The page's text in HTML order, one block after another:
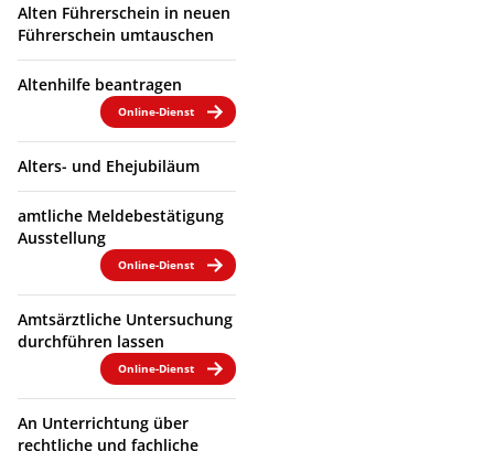
Alten Führerschein in neuen
Führerschein umtauschen
Altenhilfe beantragen
Online-Dienst
Alters- und Ehejubiläum
amtliche Meldebestätigung
Ausstellung
Online-Dienst
Amtsärztliche Untersuchung
durchführen lassen
Online-Dienst
An Unterrichtung über
rechtliche und fachliche